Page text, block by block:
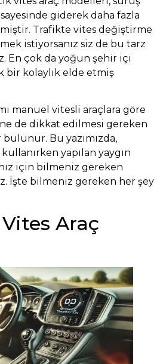
giderek daha fazla
Trafikte vites değiştirme
istiyorsanız siz de bu tarz
En çok da yoğun şehir içi
bir kolaylık elde etmiş
manuel vitesli araçlara göre
de dikkat edilmesi gereken
Bu yazımızda,
yapılan yaygın
için bilmeniz gereken
İşte bilmeniz gereken her şey
Araç